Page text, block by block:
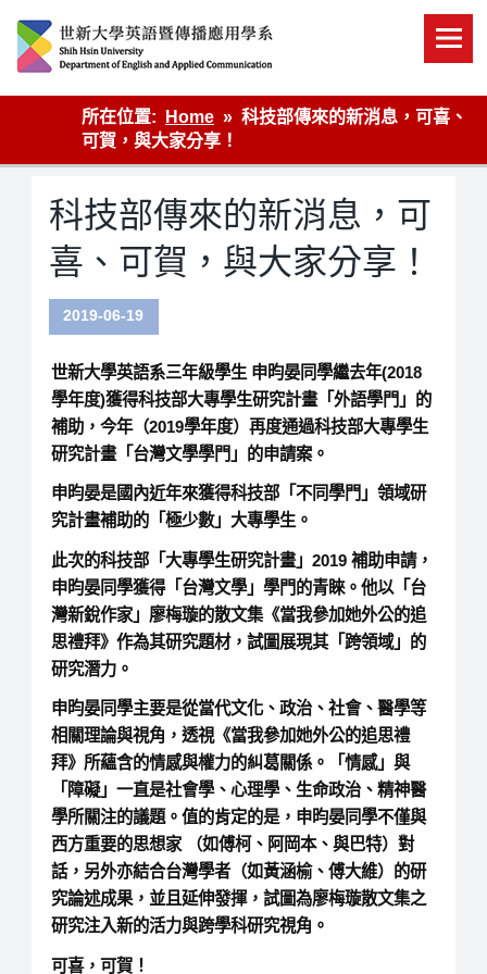
content
英語傳播
所在位置:
Home
科技部傳來的新消息，可喜、
可賀，與大家分享！
科技部傳來的新消息，可
喜、可賀，與大家分享！
2019-06-19
世新大學英語系三年級學生 申昀晏同學繼去年(2018
學年度)獲得科技部大專學生研究計畫「外語學門」的
補助，今年（2019學年度）再度通過科技部大專學生
研究計畫「台灣文學學門」的申請案。
申昀晏是國內近年來獲得科技部「不同學門」領域研
究計畫補助的「極少數」大專學生。
此次的科技部「大專學生研究計畫」2019 補助申請，
申昀晏同學獲得「台灣文學」學門的青睞。他以「台
灣新銳作家」廖梅璇的散文集《當我參加她外公的追
思禮拜》作為其研究題材，試圖展現其「跨領域」的
研究潛力。
申昀晏同學主要是從當代文化、政治、社會、醫學等
相關理論與視角，透視《當我參加她外公的追思禮
拜》所蘊含的情感與權力的糾葛關係。「情感」與
「障礙」一直是社會學、心理學、生命政治、精神醫
學所關注的議題。值的肯定的是，申昀晏同學不僅與
西方重要的思想家 （如傅柯、阿岡本、與巴特）對
話，另外亦結合台灣學者（如黃涵榆、傅大維）的研
究論述成果，並且延伸發揮，試圖為廖梅璇散文集之
研究注入新的活力與跨學科研究視角。
可喜，可賀！